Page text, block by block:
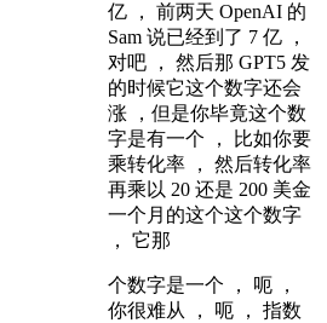
亿 ， 前两天 OpenAI 的
Sam 说已经到了 7 亿 ，
对吧 ， 然后那 GPT5 发
的时候它这个数字还会
涨 ，但是你毕竟这个数
字是有一个 ， 比如你要
乘转化率 ， 然后转化率
再乘以 20 还是 200 美金
一个月的这个这个数字
， 它那
个数字是一个 ， 呃 ，
你很难从 ， 呃 ， 指数